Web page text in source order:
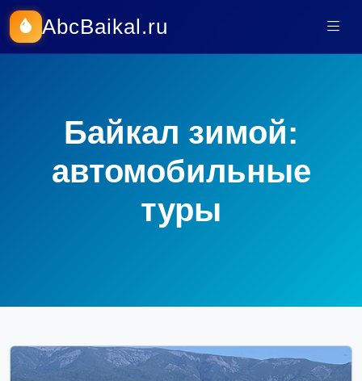
AbcBaikal.ru
Байкал зимой:
автомобильные
туры